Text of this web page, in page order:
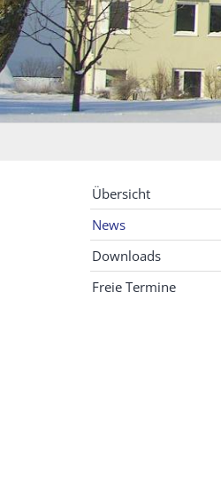
Übersicht
News
Downloads
Freie Termine